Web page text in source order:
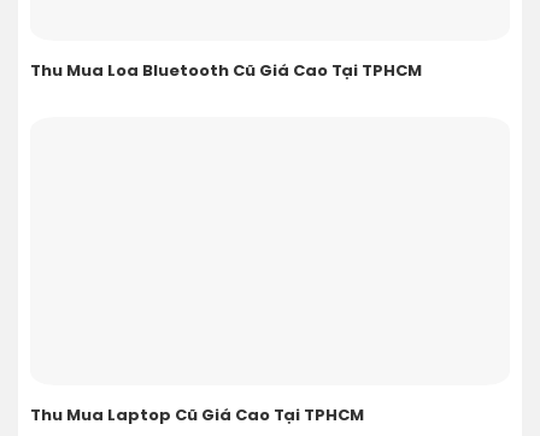
Thu Mua Loa Bluetooth Cũ Giá Cao Tại TPHCM
Thu Mua Laptop Cũ Giá Cao Tại TPHCM